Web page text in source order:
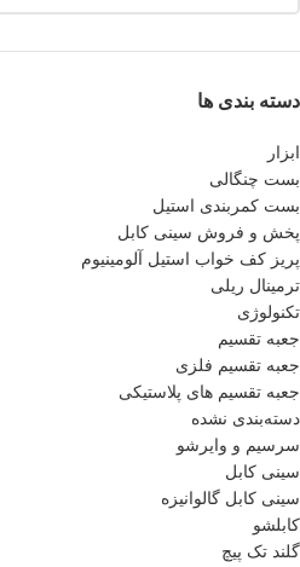
دسته بندی ها
ابزار
بست چنگالی
بست کمربندی استیل
پخش و فروش سینی کابل
پريز كف خواب استيل آلومينيوم
ترمینال ریلی
تکنولوژی
جعبه تقسیم
جعبه تقسیم فلزی
جعبه تقسیم های پلاستیکی
دسته‌بندی نشده
سرسیم و وایرشو
سینی کابل
سینی کابل گالوانیزه
کابلشو
گلند تک پیچ